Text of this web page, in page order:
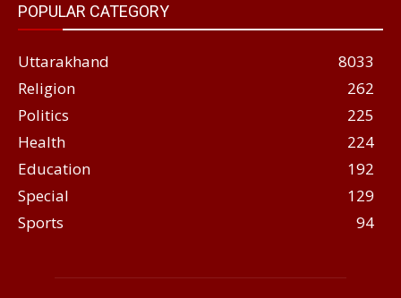
POPULAR CATEGORY
Uttarakhand
8033
Religion
262
Politics
225
Health
224
Education
192
Special
129
Sports
94